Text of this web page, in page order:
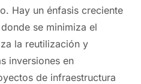
Hay un énfasis creciente
se minimiza el
la reutilización y
inversiones en
de infraestructura